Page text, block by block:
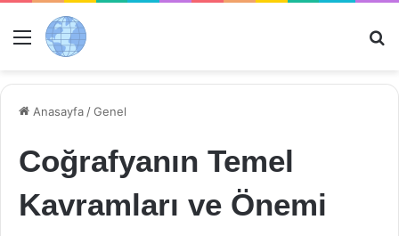
Menü
Anasayfa /Genel
Coğrafyanın Temel
Kavramları ve Önemi